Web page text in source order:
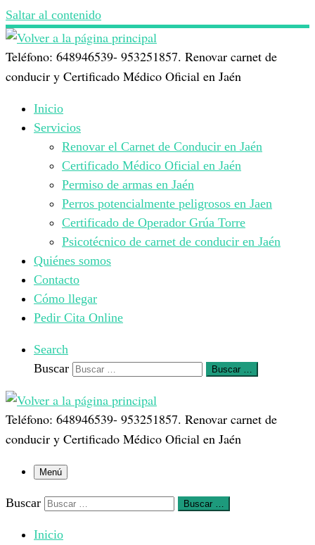
Saltar al contenido
Teléfono: 648946539- 953251857. Renovar carnet de
conducir y Certificado Médico Oficial en Jaén
Inicio
Servicios
Renovar el Carnet de Conducir en Jaén
Certificado Médico Oficial en Jaén
Permiso de armas en Jaén
Perros potencialmente peligrosos en Jaen
Certificado de Operador Grúa Torre
Psicotécnico de carnet de conducir en Jaén
Quiénes somos
Contacto
Cómo llegar
Pedir Cita Online
Search
Buscar
Buscar …
Teléfono: 648946539- 953251857. Renovar carnet de
conducir y Certificado Médico Oficial en Jaén
Menú
Buscar Buscar …
Inicio